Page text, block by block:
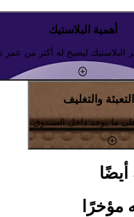
أهمية البلاستيك
البلاستيك ليصبح له أكثر من عمر
والتغليف
على ما يوجد داخل الصندوق
مؤخرًا